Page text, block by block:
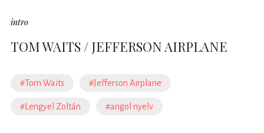
intro
TOM WAITS / JEFFERSON AIRPLANE
#Tom Waits #Jefferson Airplane
#Lengyel Zoltán #angol nyelv